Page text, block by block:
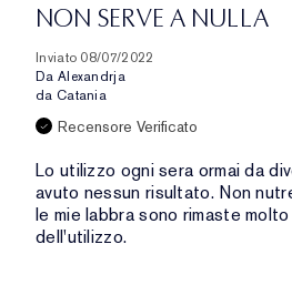
NON SERVE A NULLA
Inviato 08/07/2022
Da Alexandrja
da Catania
Recensore Verificato
Lo utilizzo ogni sera ormai da
avuto nessun risultato. Non
le mie labbra sono rimaste
dell'utilizzo.